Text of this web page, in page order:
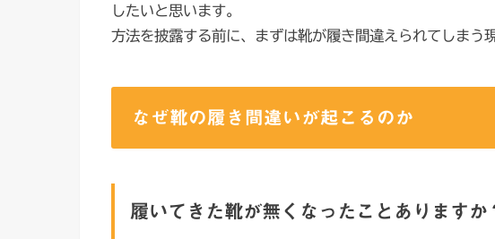
したいと思います。
方法を披露する前に、まずは靴が履き間違えられてしまう
なぜ靴の履き間違いが起こるのか
履いてきた靴が無くなったことありますか